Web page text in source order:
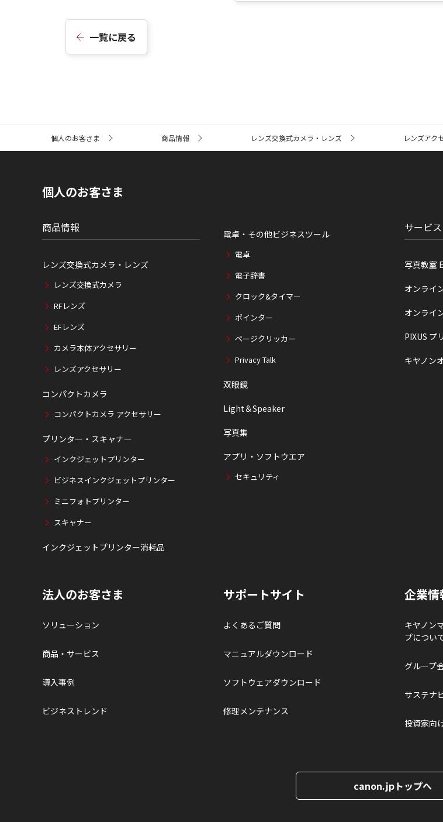
一覧に戻る
ト
個人のお客さま 商品情報 レンズ交換式カメラ・レンズ レンズアク
個人のお客さま
商品情報
レンズ交換式カメラ・レンズ
レンズ交換式カメラ
RFレンズ
EFレンズ
カメラ本体アクセサリー
レンズアクセサリー
コンパクトカメラ
コンパクトカメラ アクセサリー
プリンター・スキャナー
インクジェットプリンター
ビジネスインクジェットプリンター
ミニフォトプリンター
スキャナー
インクジェットプリンター消耗品
電卓・その他ビジネスツール
電卓
電子辞書
クロック&タイマー
ポインター
ページクリッカー
Privacy Talk
双眼鏡
Light＆Speaker
写真集
アプリ・ソフトウエア
セキュリティ
サービス
写真教室
オンライ
オンライ
PIXUS プ
キヤノン
法人のお客さま
ソリューション
商品・サービス
導入事例
ビジネストレンド
サポートサイト
よくあるご質問
マニュアルダウンロード
ソフトウェアダウンロード
修理メンテナンス
企業情
キヤノン
プについ
グループ
サステナ
投資家向
canon.jpトップへ